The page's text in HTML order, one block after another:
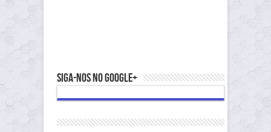
Siga-nos no Google+